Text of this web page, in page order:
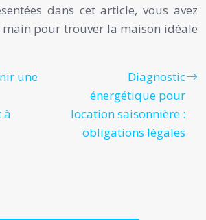
dans cet article, vous avez
main pour trouver la maison idéale
une
à
Diagnostic
énergétique pour
location saisonnière :
obligations légales